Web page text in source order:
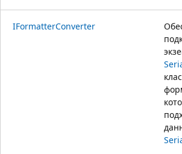
IFormatterConverter